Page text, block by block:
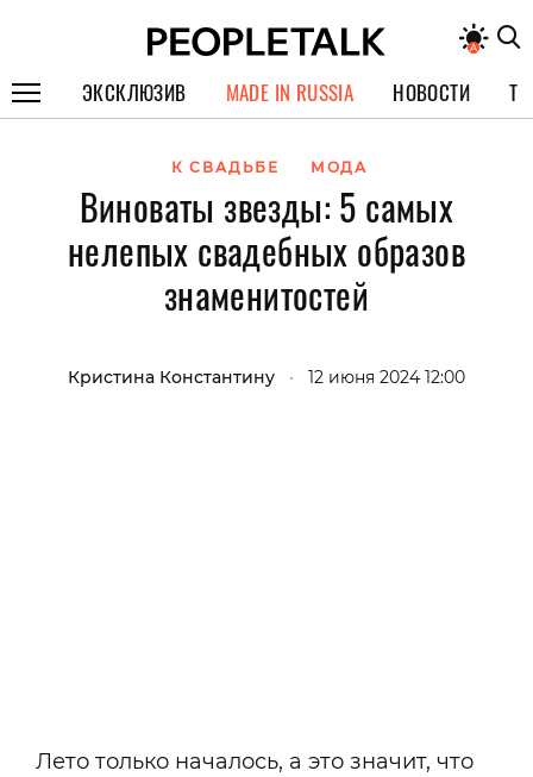
ЭКСКЛЮЗИВ
ИНТЕРВЬЮ
ПОКОЛЕНИЕ
MADE IN RUSSIA НОВОСТИ
К СВАДЬБЕ МОДА
Виноваты звезды: 5 самых
нелепых свадебных образов
знаменитостей
Кристина Константину • 12 июня 2024 12:00
Лето только началось, а это значит, что